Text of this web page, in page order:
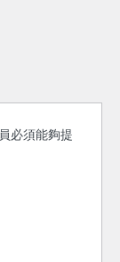
必須能夠提